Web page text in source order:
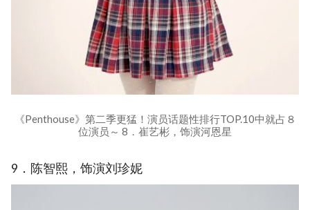
《Penthouse》第二季更猛！演员话题性排行TOP.10中就占８
位演员～ 8．崔艺彬，饰演河恩星
9．陈智熙，饰演刘珍妮